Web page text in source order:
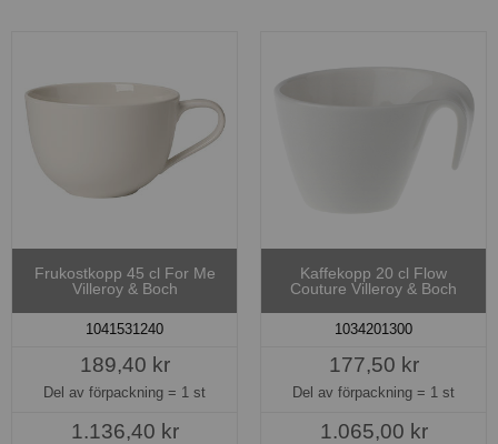
Frukostkopp 45 cl For Me
Villeroy & Boch
1041531240
189,40 kr
Del av förpackning = 1 st
1.136,40 kr
Kaffekopp 20 cl Flow
Couture Villeroy & Boch
1034201300
177,50 kr
Del av förpackning = 1 st
1.065,00 kr